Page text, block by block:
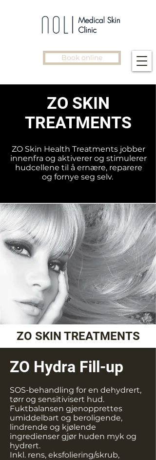
Book online
ZO SKIN
TREATMENTS
ZO Skin Health Treatments jobber
innenfra og aktiverer og stimulerer
hudcellene til å ernære, reparere
og fornye seg selv.
ZO SKIN TREATMENTS
ZO Hydra Fill-up
SOS-behandling for en dehydrert,
tørr og sensitivisert hud.
Fuktbalansen gjenopprettes
umiddelbart og beroligende,
lindrende og kjølende
ingredienser gjør huden myk og
hydrert.
Inkl. rens, eksfoliering/skrub,